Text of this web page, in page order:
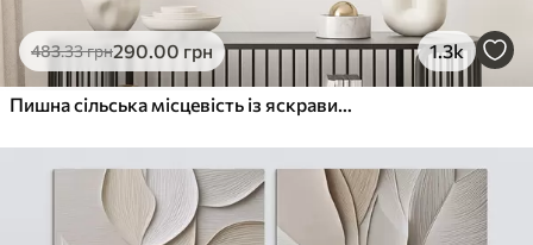
483.33грн290.00 грн 1.3k
Пишна сільська місцевість із яскравим лугом диких квітів, наповненим різнокольоровими квітами під хмарним небом